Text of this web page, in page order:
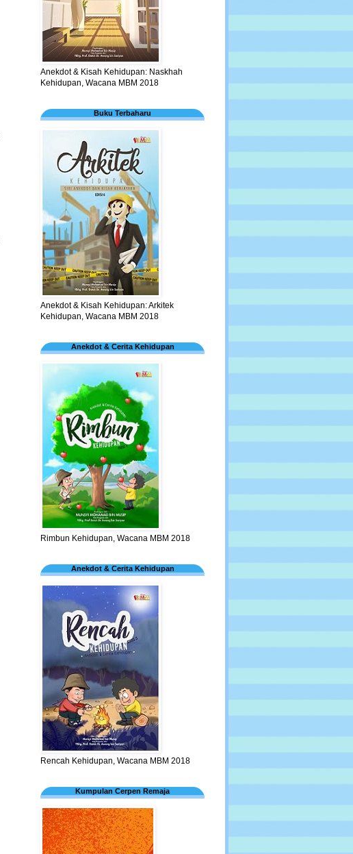
Anekdot & Kisah Kehidupan: Naskhah
Kehidupan, Wacana MBM 2018
Buku Terbaharu
Anekdot & Kisah Kehidupan: Arkitek
Kehidupan, Wacana MBM 2018
Anekdot & Cerita Kehidupan
Rimbun Kehidupan, Wacana MBM 2018
Anekdot & Cerita Kehidupan
Rencah Kehidupan, Wacana MBM 2018
Kumpulan Cerpen Remaja